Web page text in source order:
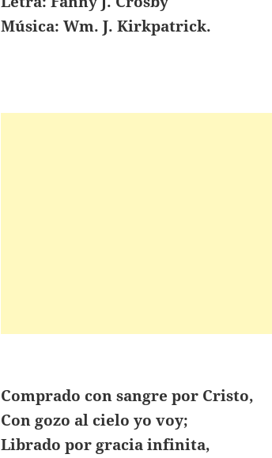
Música: Wm. J. Kirkpatrick.
Comprado con sangre por Cristo,
Con gozo al cielo yo voy;
Librado por gracia infinita,